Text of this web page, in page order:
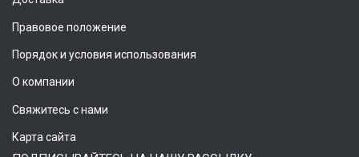
Правовое положение
Порядок и условия использования
О компании
Свяжитесь с нами
Карта сайта